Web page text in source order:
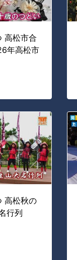
高松市合
年高松市
高松秋の
行列